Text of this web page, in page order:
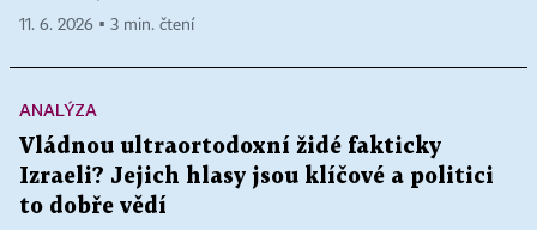
11. 6. 2026 ▪ 3 min. čtení
ANALÝZA
Vládnou ultraortodoxní židé fakticky
Izraeli? Jejich hlasy jsou klíčové a politici
to dobře vědí